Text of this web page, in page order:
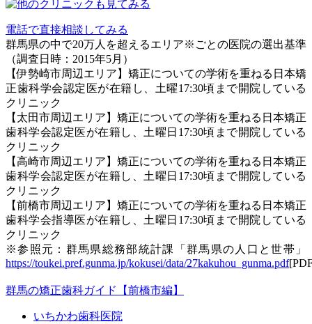
電話で直接相談してみる
群馬県の中で20万人を超えるエリア※ごとの医院の選出基準
（調査日時：2015年5月）
【伊勢崎市周辺エリア】矯正についての学術を重ねる日本矯
正歯科学会認定医が在籍し、土曜17:30頃まで開院している
クリニック
【太田市周辺エリア】矯正についての学術を重ねる日本矯正
歯科学会認定医が在籍し、土曜日17:30頃まで開院している
クリニック
【高崎市周辺エリア】矯正についての学術を重ねる日本矯正
歯科学会認定医が在籍し、土曜日17:30頃まで開院している
クリニック
【前橋市周辺エリア】矯正についての学術を重ねる日本矯正
歯科学会指導医が在籍し、土曜日17:30頃まで開院している
クリニック
※参照元：群馬県総務部統計課「群馬県の人口と世帯」
https://toukei.pref.gunma.jp/kokusei/data/27kakuhou_gunma.pdf
群馬の矯正歯科ガイド【前橋市編】
いちかわ歯科医院